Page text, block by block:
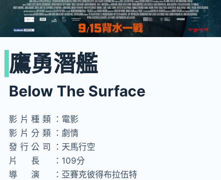
鷹勇潛艦
Below The Surface
影片種類： 電影
影片分類： 劇情
發行公司： 天馬行空
片長： 109分
導演： 亞賽克彼得布拉伍特